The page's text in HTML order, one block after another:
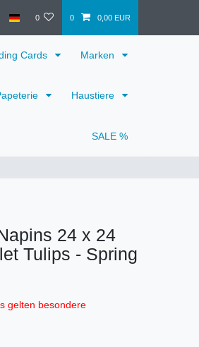
0 0 0,00 EUR
Cards Marken
Haustiere
SALE %
24 x 24
Tulips - Spring
gelten besondere